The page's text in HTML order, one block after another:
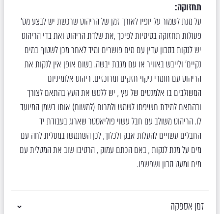
תחזוקה:
על מנת לשמור על יופיו לאורך זמן של הריהוט שרכשת יש לבצע מס'
פעולות תחזוקה בסיסיות לפיכך ,את שלדת הריהוט ואת בדי הריהוט
יש לנקות בסבון עדין עם מים פושרים ומיד לאחר מכן לשטוף במים
נקיים' ולייבש באוויר או עם מגבת יבשה. בשום אופן אין לנקות את
הריהוט עם חומרי ניקוי חזקים ומרוכזים. ריהוט אלומיניום
המשולבים בו אלמנטים של עץ , יש ללטש את העץ בהתאם לצורך
ובהתאם למידת חשיפתו לשמש ולמרוח (למשוח) אותו בשמן המיועד
לו. הריהוט משולב עם חבל עשוי פוליאסטר שארוג בעבודת יד
החבלים עשויים להעלות אבק ולכלוך, לכן השתמשו במטלית לחה עם
מים על מנת לנקות , באם הכתם עמוק , הרטיבו שוב את המטלית עם
מים ומעט סבון ושפשפו.
זמן אספקה